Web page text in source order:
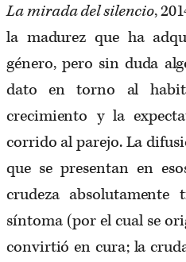
La mirada del silencio,
la madurez que ha
género, pero sin duda
dato en torno al
crecimiento y la
corrido al parejo. La
que se presentan en
crudeza absolutamente
síntoma (por el cual se
convirtió en cura; la